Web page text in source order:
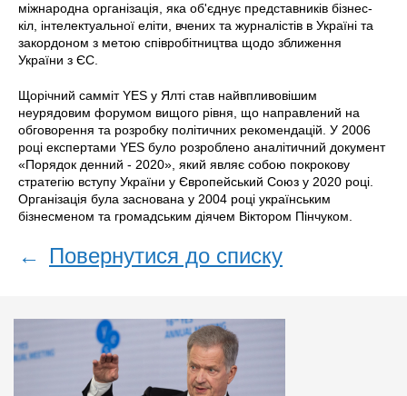
міжнародна організація, яка об'єднує представників бізнес-
кіл, інтелектуальної еліти, вчених та журналістів в Україні та
закордоном з метою співробітництва щодо зближення
України з ЄС.
Щорічний самміт YES у Ялті став найвпливовішим
неурядовим форумом вищого рівня, що направлений на
обговорення та розробку політичних рекомендацій. У 2006
році експертами YES було розроблено аналітичний документ
«Порядок денний - 2020», який являє собою покрокову
стратегію вступу України у Європейський Союз у 2020 році.
Організація була заснована у 2004 році українським
бізнесменом та громадським діячем Віктором Пінчуком.
← Повернутися до списку